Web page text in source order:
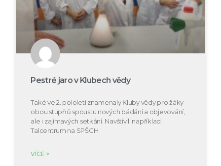
Pestré jaro v Klubech vědy
Také ve 2. pololetí znamenaly Kluby vědy pro žáky
obou stupňů spoustu nových bádání a objevování,
ale i zajímavých setkání. Navštívili například
Talcentrum na SPŠCH
VÍCE >